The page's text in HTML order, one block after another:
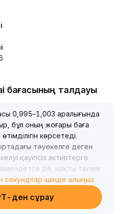
бағасының талдауы
0,995–1,003 аралығында
бұл оның жоғары баға
көрсетеді.
тәуекелге деген
қауіпсіз активтерге
де, нақты төлем
жиілігінің артуы оның
етуде
үдеуімен, DAI блокчейндегі
секундтар ішінде алыңыз
ден сұрау